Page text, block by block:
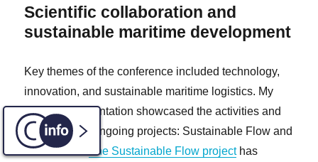
Scientific collaboration and
sustainable maritime development
Key themes of the conference included technology,
innovation, and sustainable maritime logistics. My
scientific presentation showcased the activities and
results of two ongoing projects: Sustainable Flow and
NEMO CEF.
The Sustainable Flow projecthas
C-INFO